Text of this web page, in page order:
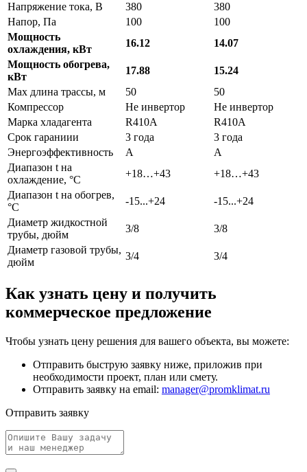
Напряжение тока, В 380
380
Напор, Па
100
100
Мощность
охлаждения, кВт
16.12
14.07
Мощность обогрева,
кВт
17.88
15.24
Max длина трассы, м
50
50
Компрессор
Не инвертор
Не инвертор
Марка хладагента
R410A
R410A
Срок гараниии
3 года
3 года
Энергоэффективность
A
A
Диапазон t на
охлаждение, °С
+18…+43
+18…+43
Диапазон t на обогрев,
°С
-15...+24
-15...+24
Диаметр жидкостной
трубы, дюйм
3/8
3/8
Диаметр газовой трубы,
дюйм
3/4 3/4
Как узнать цену и получить
коммерческое предложение
Чтобы узнать цену решения для вашего объекта, вы можете:
Отправить быструю заявку ниже, приложив при
необходимости проект, план или смету.
Отправить заявку на email: manager@promklimat.ru
Отправить заявку